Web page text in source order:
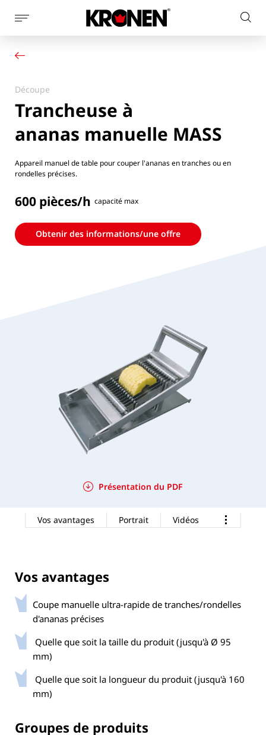
Afficher
la
navigation
latérale
Nos solutions
Actualités
L’entreprise
Contact
Découpe
Trancheuse à
ananas manuelle MASS
Appareil manuel de table pour couper l'ananas en tranches ou en
rondelles précises.
600 pièces/h capacité max
Obtenir des informations/une offre
Présentation du PDF
Vos avantages Portrait Vidéos
Vos avantages
Coupe manuelle ultra-rapide de tranches/rondelles
d'ananas précises
Quelle que soit la taille du produit (jusqu'à Ø 95
mm)
Quelle que soit la longueur du produit (jusqu'à 160
mm)
Groupes de produits